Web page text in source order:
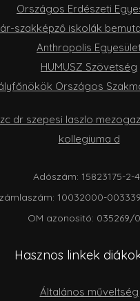
Országos Erdészeti
szakképző iskolák
Anthropolis
HUMUSZ Szövetség
Országos
Adószám: 15823175-2-
10032000-
OM azonositó: 035269/
Hasznos linkek
Általános műveltség